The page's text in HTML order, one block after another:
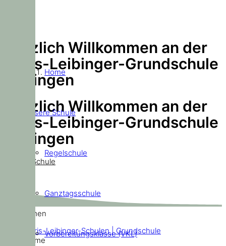
Home
Unsere Schule
Regelschule
Ganztagsschule
Vorbereitungsklasse (VKL)
Herzlich Willkommen an der
Doris-Leibinger-Grundschule
Ditzingen
Herzlich Willkommen an der
Doris-Leibinger-Grundschule
Ditzingen
Unsere Schule
Willkommen
Doris-Leibinger-Schulen | Grundschule
Home